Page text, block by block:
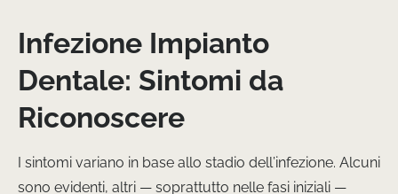
Infezione Impianto
Dentale: Sintomi da
Riconoscere
I sintomi variano in base allo stadio dell’infezione. Alcuni
sono evidenti, altri — soprattutto nelle fasi iniziali —